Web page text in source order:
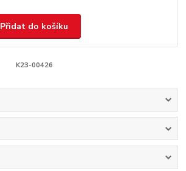
Přidat do košíku
K23-00426